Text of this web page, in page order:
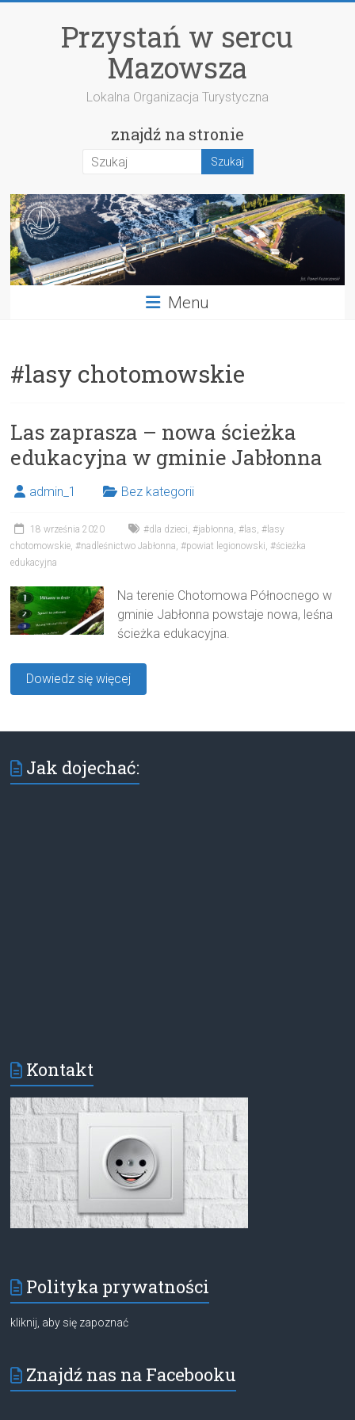
Przystań w sercu
Mazowsza
Lokalna Organizacja Turystyczna
znajdź na stronie
Menu
#lasy chotomowskie
Las zaprasza – nowa ścieżka
edukacyjna w gminie Jabłonna
admin_1 Bez kategorii
18 września 2020 #dla dzieci,#jabłonna,#las,#lasy
chotomowskie,#nadleśnictwo Jabłonna,#powiat legionowski,#ścieżka
edukacyjna
Na terenie Chotomowa Północnego w
gminie Jabłonna powstaje nowa, leśna
ścieżka edukacyjna.
Dowiedz się więcej
Jak dojechać:
Kontakt
Polityka prywatności
kliknij, aby się zapoznać
Znajdź nas na Facebooku